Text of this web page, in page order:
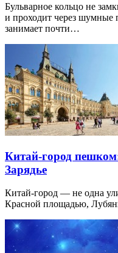
Бульварное кольцо не
и проходит через
занимает почти…
Китай-город
Зарядье
Китай-город — не одна
Красной площадью,